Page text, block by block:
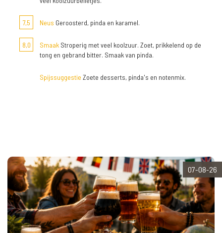
7,5 Neus Geroosterd, pinda en karamel.
8,0 Smaak Stroperig met veel koolzuur. Zoet, prikkelend op de
tong en gebrand bitter. Smaak van pinda.
Spijssuggestie Zoete desserts, pinda's en notenmix.
07-08-26